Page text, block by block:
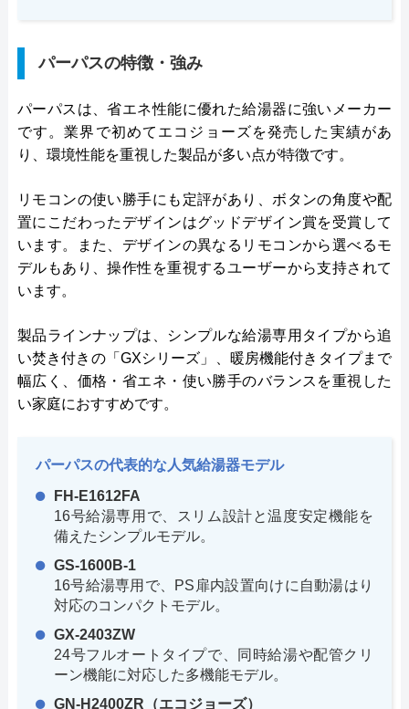
パーパスの特徴・強み
パーパスは、省エネ性能に優れた給湯器に強いメーカー
です。業界で初めてエコジョーズを発売した実績があ
り、環境性能を重視した製品が多い点が特徴です。
リモコンの使い勝手にも定評があり、ボタンの角度や配
置にこだわったデザインはグッドデザイン賞を受賞して
います。また、デザインの異なるリモコンから選べるモ
デルもあり、操作性を重視するユーザーから支持されて
います。
製品ラインナップは、シンプルな給湯専用タイプから追
い焚き付きの「GXシリーズ」、暖房機能付きタイプまで
幅広く、価格・省エネ・使い勝手のバランスを重視した
い家庭におすすめです。
パーパスの代表的な人気給湯器モデル
FH-E1612FA
16号給湯専用で、スリム設計と温度安定機能を
備えたシンプルモデル。
GS-1600B-1
16号給湯専用で、PS扉内設置向けに自動湯はり
対応のコンパクトモデル。
GX-2403ZW
24号フルオートタイプで、同時給湯や配管クリ
ーン機能に対応した多機能モデル。
GN-H2400ZR（エコジョーズ）